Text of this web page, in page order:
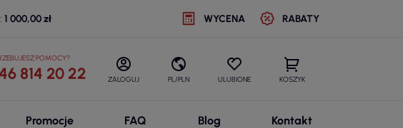
1 000,00 zł WYCENA RABATY
POMOCY?
814 20 22 ZALOGUJ PL/PLN ULUBIONE KOSZYK
Promocje FAQ Blog Kontakt